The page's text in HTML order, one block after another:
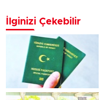
İlginizi Çekebilir